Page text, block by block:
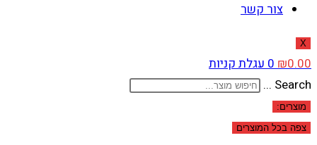
צור קשר
X
₪0.00
0עגלת קניות
Search ...
מוצרים:
צפה בכל המוצרים